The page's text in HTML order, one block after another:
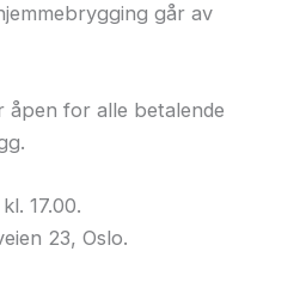
går av
åpen for alle betalende
17.00.
23, Oslo.